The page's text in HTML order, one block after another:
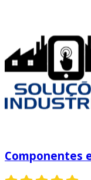
Componentes